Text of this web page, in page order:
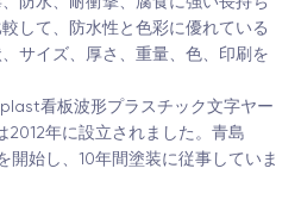
して、防水性と色彩に優れている
サイズ、厚さ、重量、色、印刷を
看板波形プラスチック文字ヤー
2012年に設立されました。青島
始し、10年間塗装に従事していま